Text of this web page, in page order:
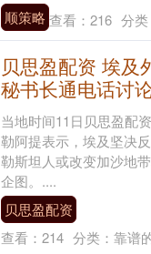
顺策略 查看： 216 分类
贝思盈配资 埃及
秘书长通电话讨
当地时间11日贝思盈配
勒阿提表示，埃及坚决
勒斯坦人或改变加沙地
企图。....
贝思盈配资
查看： 214 分类： 靠谱